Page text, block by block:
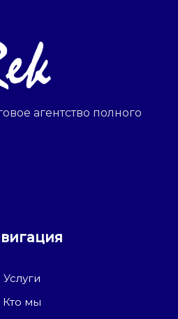
агентство полного
Услуги
Кто мы